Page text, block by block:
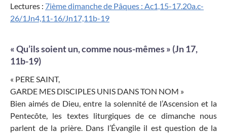
Lectures : 7ième dimanche de Pâques : Ac1,15-17.20a.c-
26/1Jn4,11-16/Jn17,11b-19
« Qu’ils soient un, comme nous-mêmes » (Jn 17,
11b-19)
« PERE SAINT,
GARDE MES DISCIPLES UNIS DANS TON NOM »
Bien aimés de Dieu, entre la solennité de l’Ascension et la
Pentecôte, les textes liturgiques de ce dimanche nous
parlent de la prière. Dans l’Évangile il est question de la